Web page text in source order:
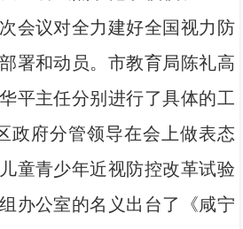
会议对全力建好全国视力防
署和动员。市教育局陈礼高
平主任分别进行了具体的工
政府分管领导在会上做表态
童青少年近视防控改革试验
办公室的名义出台了《咸宁